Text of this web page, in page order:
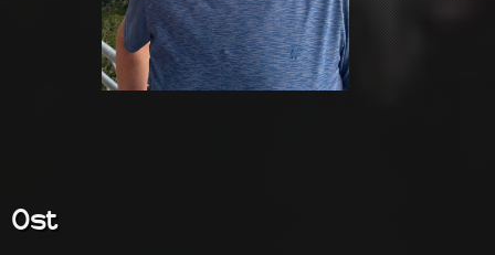
Ost